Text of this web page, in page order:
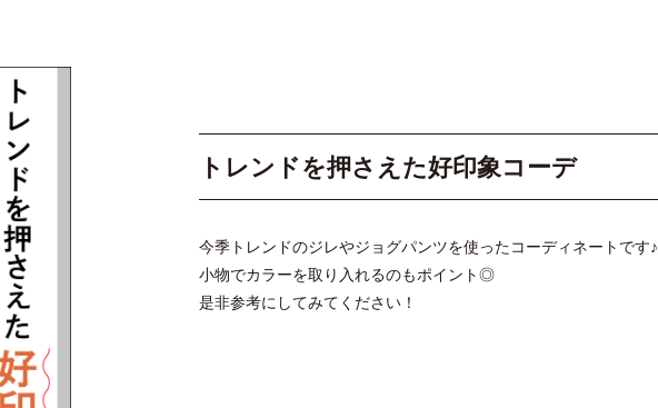
トレンドを押さえた好印象コーデ
今季トレンドのジレやジョグパンツを使ったコーディネートです♪
小物でカラーを取り入れるのもポイント◎
是非参考にしてみてください！